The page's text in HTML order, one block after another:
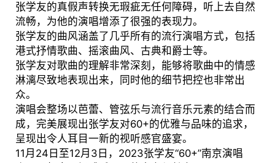
张学友的真假声转换无瑕疵无任何障碍，听上去自然
流畅，为他的演唱增添了很强的表现力。
张学友的曲风涵盖了几乎所有的流行演唱方式，包括
港式抒情歌曲、摇滚曲风、古典和爵士等。
张学友对歌曲的理解非常深刻，能够将歌曲中的情感
淋漓尽致地表现出来，同时他的细节把控也非常出
众。
演唱会整场以芭蕾、管弦乐与流行音乐元素的结合而
成，完美展现出张学友对60+的优雅与品味的追求，
呈现出令人耳目一新的视听感官盛宴。
11月24日至12月3日，2023张学友“60+”南京演唱